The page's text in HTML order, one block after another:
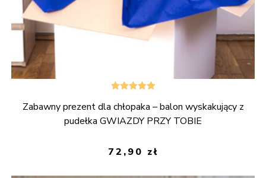
5.00na 5
Zabawny prezent dla chłopaka – balon wyskakujący z
pudełka GWIAZDY PRZY TOBIE
72,90 zł